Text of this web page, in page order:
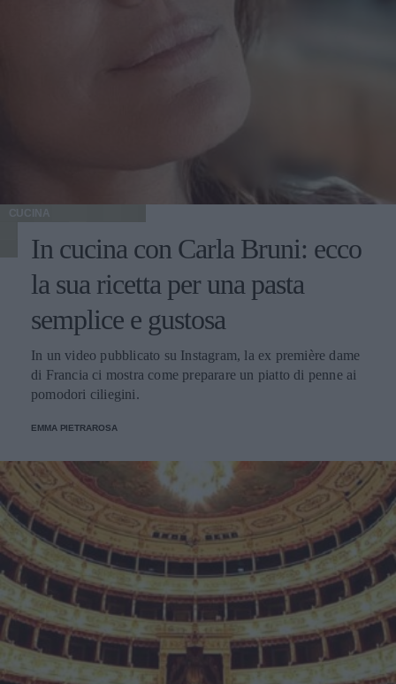
CUCINA
In cucina con Carla Bruni: ecco
la sua ricetta per una pasta
semplice e gustosa
In un video pubblicato su Instagram, la ex première dame
di Francia ci mostra come preparare un piatto di penne ai
pomodori ciliegini.
EMMA PIETRAROSA